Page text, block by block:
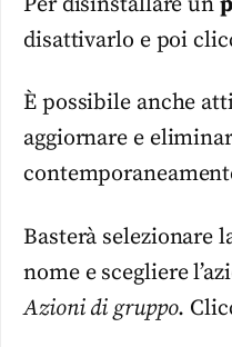
disattivarlo e poi
È possibile anche
aggiornare e
Basterà selezionare
nome e scegliere
Azioni di gruppo.